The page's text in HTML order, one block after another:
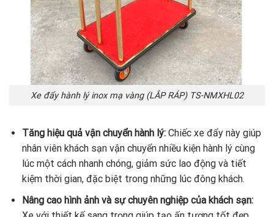
Xe đẩy hành lý inox mạ vàng (LẮP RÁP) TS-NMXHL02
Tăng hiệu quả vận chuyển hành lý:Chiếc xe đẩy này giúp
nhân viên khách sạn vận chuyển nhiều kiện hành lý cùng
lúc một cách nhanh chóng, giảm sức lao động và tiết
kiệm thời gian, đặc biệt trong những lúc đông khách.
Nâng cao hình ảnh và sự chuyên nghiệp của khách sạn: